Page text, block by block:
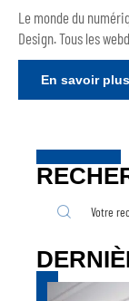
Le monde du
Design. Tous les
En savoir plus